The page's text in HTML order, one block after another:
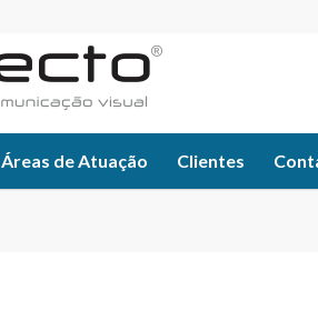
Áreas de Atuação Clientes